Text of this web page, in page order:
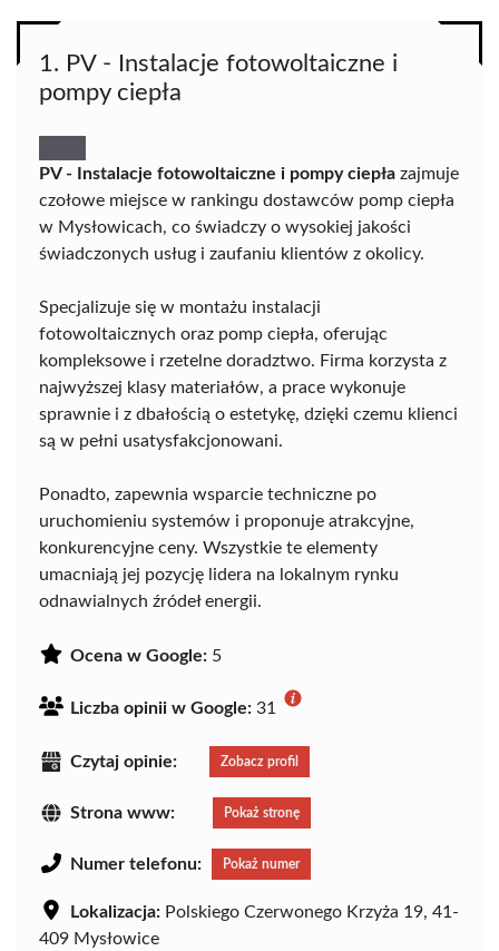
1. PV - Instalacje fotowoltaiczne i
pompy ciepła
PV - Instalacje fotowoltaiczne i pompy ciepła zajmuje
czołowe miejsce w rankingu dostawców pomp ciepła
w Mysłowicach, co świadczy o wysokiej jakości
świadczonych usług i zaufaniu klientów z okolicy.
Specjalizuje się w montażu instalacji
fotowoltaicznych oraz pomp ciepła, oferując
kompleksowe i rzetelne doradztwo. Firma korzysta z
najwyższej klasy materiałów, a prace wykonuje
sprawnie i z dbałością o estetykę, dzięki czemu klienci
są w pełni usatysfakcjonowani.
Ponadto, zapewnia wsparcie techniczne po
uruchomieniu systemów i proponuje atrakcyjne,
konkurencyjne ceny. Wszystkie te elementy
umacniają jej pozycję lidera na lokalnym rynku
odnawialnych źródeł energii.
Ocena w Google: 5
Liczba opinii w Google: 31
Czytaj opinie: Zobacz profil
Strona www: Pokaż stronę
Numer telefonu: Pokaż numer
Lokalizacja: Polskiego Czerwonego Krzyża 19, 41-
409 Mysłowice